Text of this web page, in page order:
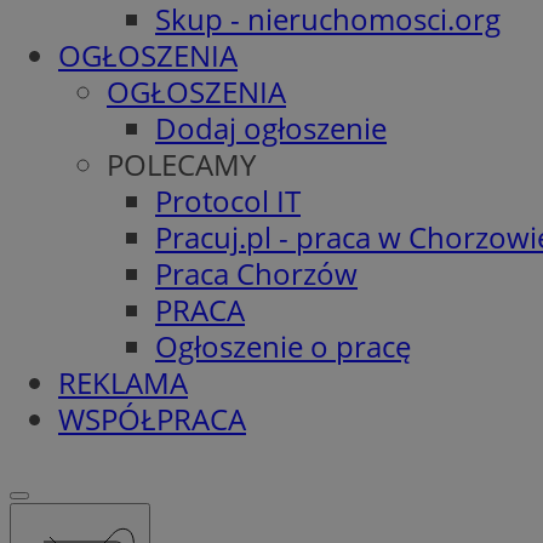
Skup - nieruchomosci.org
OGŁOSZENIA
OGŁOSZENIA
Dodaj ogłoszenie
POLECAMY
Protocol IT
Pracuj.pl - praca w
Praca Chorzów
PRACA
Ogłoszenie o pracę
REKLAMA
WSPÓŁPRACA